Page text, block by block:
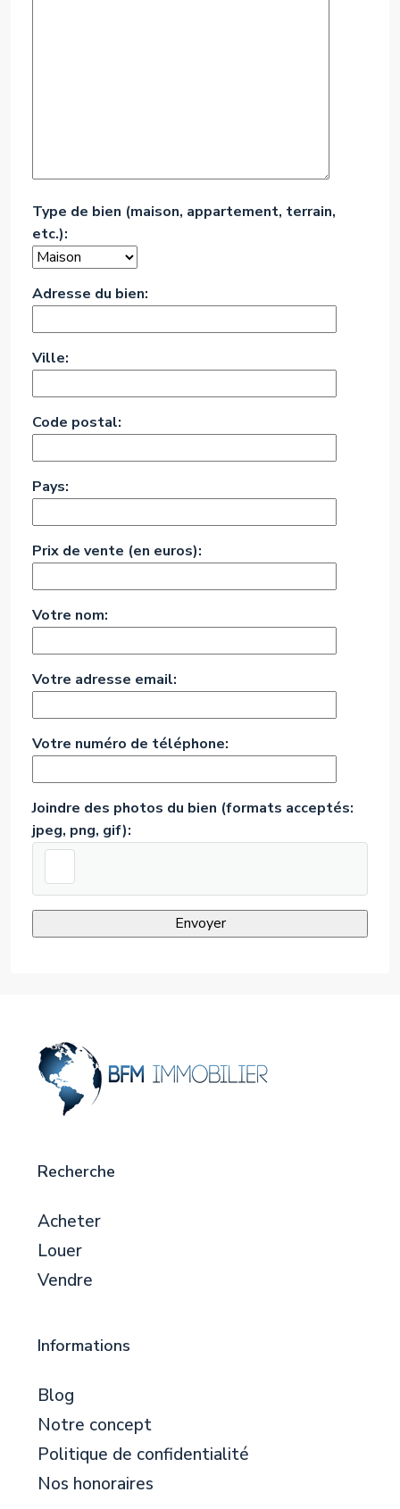
Type de bien (maison, appartement, terrain,
etc.):
Adresse du bien:
Ville:
Code postal:
Pays:
Prix de vente (en euros):
Votre nom:
Votre adresse email:
Votre numéro de téléphone:
Joindre des photos du bien (formats acceptés:
jpeg, png, gif):
Recherche
Acheter
Louer
Vendre
Informations
Blog
Notre concept
Politique de confidentialité
Nos honoraires